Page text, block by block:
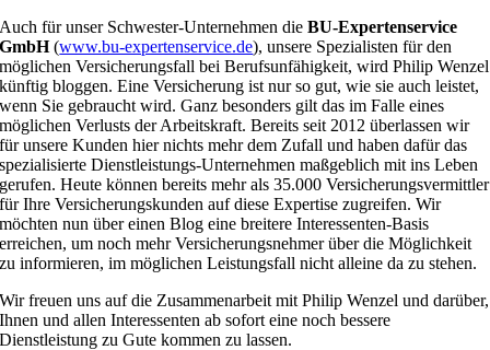
Auch für unser Schwester-Unternehmen dieBU-Expertenservice
GmbH(www.bu-expertenservice.de), unsere Spezialisten für den
möglichen Versicherungsfall bei Berufsunfähigkeit, wird Philip Wenzel
künftig bloggen. Eine Versicherung ist nur so gut, wie sie auch leistet,
wenn Sie gebraucht wird. Ganz besonders gilt das im Falle eines
möglichen Verlusts der Arbeitskraft. Bereits seit 2012 überlassen wir
für unsere Kunden hier nichts mehr dem Zufall und haben dafür das
spezialisierte Dienstleistungs-Unternehmen maßgeblich mit ins Leben
gerufen. Heute können bereits mehr als 35.000 Versicherungsvermittler
für Ihre Versicherungskunden auf diese Expertise zugreifen. Wir
möchten nun über einen Blog eine breitere Interessenten-Basis
erreichen, um noch mehr Versicherungsnehmer über die Möglichkeit
zu informieren, im möglichen Leistungsfall nicht alleine da zu stehen.
Wir freuen uns auf die Zusammenarbeit mit Philip Wenzel und darüber,
Ihnen und allen Interessenten ab sofort eine noch bessere
Dienstleistung zu Gute kommen zu lassen.